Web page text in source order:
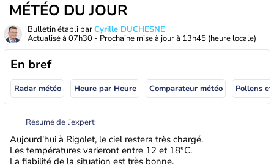
MÉTÉO DU JOUR
Bulletin établi parCyrille DUCHESNE
Actualisé à 07h30 - Prochaine mise à jour à 13h45 (heure locale)
En bref
Radar météo Heure par Heure Comparateur météo Pollens
Résumé de l’expert
Aujourd'hui à Rigolet, le ciel restera très chargé.
Les températures varieront entre 12 et 18°C.
La fiabilité de la situation est très bonne.